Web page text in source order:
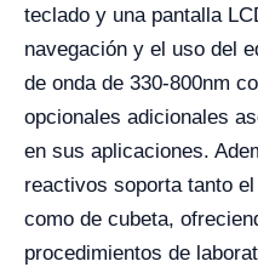
teclado y una pantalla
navegación y el uso del
de onda de 330-800nm
opcionales adicionales
en sus aplicaciones.
reactivos soporta tanto
como de cubeta,
procedimientos de